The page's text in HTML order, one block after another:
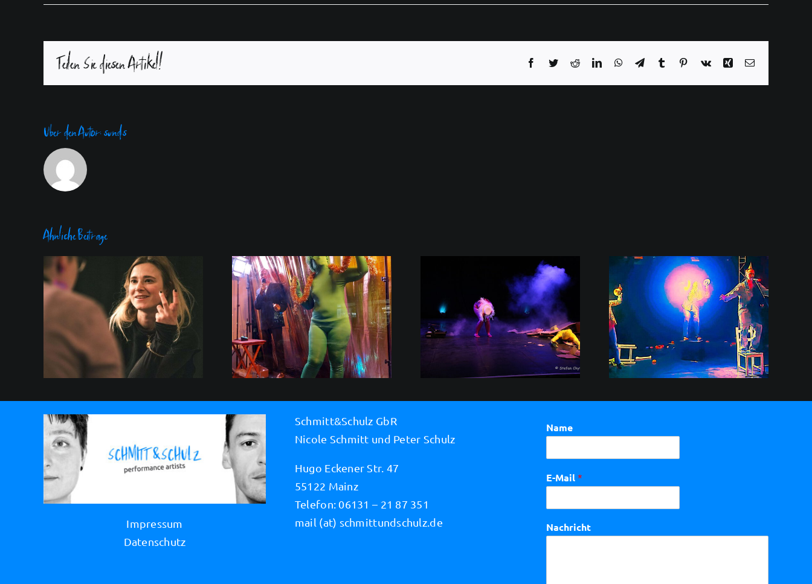
Teilen Sie diesen Artikel! Facebook
TwitterRedditLinkedInWhatsApp
TelegramTumblr Pinterest
Vk XingE-
Über den Autor:sunds
Ähnliche Beiträge
Walpodencekalender
2025
nonstoponstage – nach vielen
Livestreams jetzt endlich
auch wieder auf der Bühne
BLACKOUT – Uraufführung
auf unserer Bühne in KH!
Impressum
Datenschutz
Schmitt&Schulz GbR
Nicole Schmitt und Peter Schulz
Hugo Eckener Str. 47
55122 Mainz
Telefon: 06131 – 21 87 351
mail (at) schmittundschulz.de
Name
E-Mail *
Nachricht